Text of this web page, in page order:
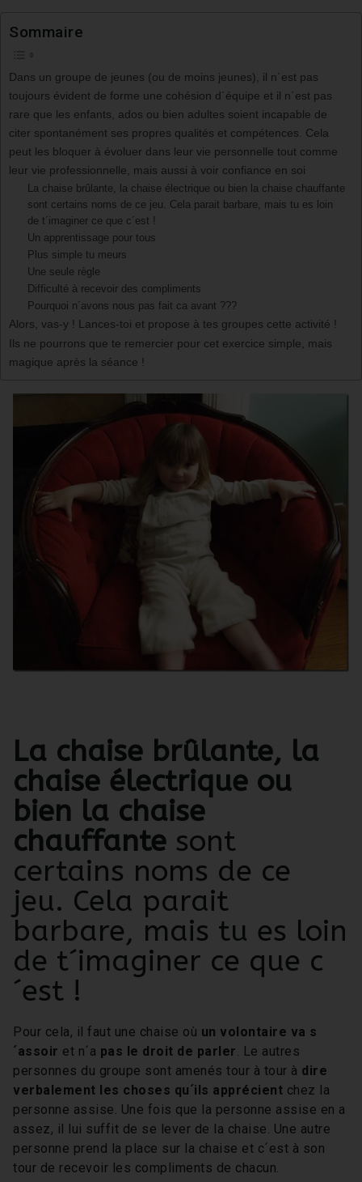
Sommaire
Dans un groupe de jeunes (ou de moins jeunes), il n´est pas
toujours évident de forme une cohésion d´équipe et il n´est pas
rare que les enfants, ados ou bien adultes soient incapable de
citer spontanément ses propres qualités et compétences. Cela
peut les bloquer à évoluer dans leur vie personnelle tout comme
leur vie professionnelle, mais aussi à voir confiance en soi
La chaise brûlante, la chaise électrique ou bien la chaise chauffante
sont certains noms de ce jeu. Cela parait barbare, mais tu es loin
de t´imaginer ce que c´est !
Un apprentissage pour tous
Plus simple tu meurs
Une seule règle
Difficulté à recevoir des compliments
Pourquoi n´avons nous pas fait ca avant ???
Alors, vas-y ! Lances-toi et propose à tes groupes cette activité !
Ils ne pourrons que te remercier pour cet exercice simple, mais
magique après la séance !
La chaise brûlante, la
chaise électrique ou
bien la chaise
chauffante sont
certains noms de ce
jeu. Cela parait
barbare, mais tu es loin
de t´imaginer ce que c
´est !
Pour cela, il faut une chaise où un volontaire va s
´assoir et n´a pas le droit de parler . Le autres
personnes du groupe sont amenés tour à tour à dire
verbalement les choses qu´ils apprécient chez la
personne assise. Une fois que la personne assise en a
assez, il lui suffit de se lever de la chaise. Une autre
personne prend la place sur la chaise et c´est à son
tour de recevoir les compliments de chacun.